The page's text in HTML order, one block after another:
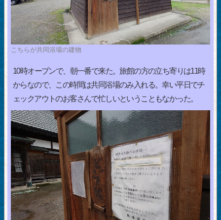
こちらが共同浴場の建物
10時オープンで、朝一番で来た。旅館の方の立ち寄りは11時
からなので、この時間は共同浴場のみ入れる。幸い平日でチ
ェックアウトのお客さんで忙しいということもなかった。